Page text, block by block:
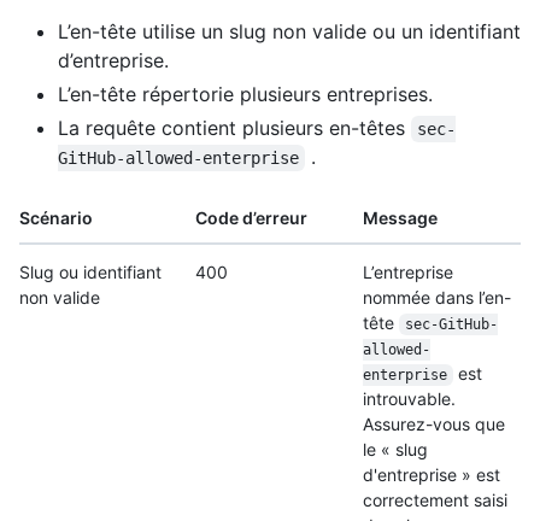
L’en-tête utilise un slug non valide ou un identifiant
d’entreprise.
L’en-tête répertorie plusieurs entreprises.
La requête contient plusieurs en-têtes
sec-
GitHub-allowed-enterprise
.
Scénario Code d’erreur Message
Slug ou identifiant
non valide
400
L’entreprise
nommée dans l’en-
tête
sec-GitHub-
allowed-
enterprise
est
introuvable.
Assurez-vous que
le « slug
d'entreprise » est
correctement saisi